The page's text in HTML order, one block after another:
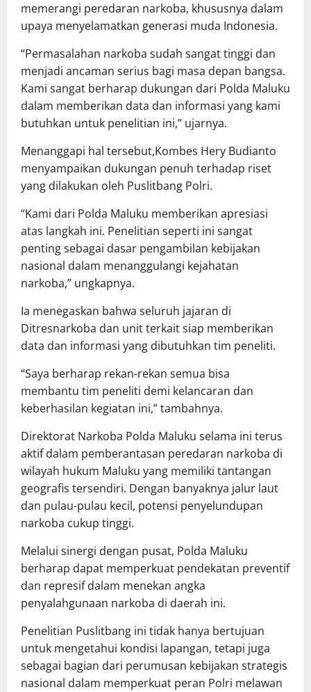
memerangi peredaran narkoba, khususnya dalam
upaya menyelamatkan generasi muda Indonesia.
“Permasalahan narkoba sudah sangat tinggi dan
menjadi ancaman serius bagi masa depan bangsa.
Kami sangat berharap dukungan dari Polda Maluku
dalam memberikan data dan informasi yang kami
butuhkan untuk penelitian ini,” ujarnya.
Menanggapi hal tersebut,Kombes Hery Budianto
menyampaikan dukungan penuh terhadap riset
yang dilakukan oleh Puslitbang Polri.
“Kami dari Polda Maluku memberikan apresiasi
atas langkah ini. Penelitian seperti ini sangat
penting sebagai dasar pengambilan kebijakan
nasional dalam menanggulangi kejahatan
narkoba,” ungkapnya.
Ia menegaskan bahwa seluruh jajaran di
Ditresnarkoba dan unit terkait siap memberikan
data dan informasi yang dibutuhkan tim peneliti.
“Saya berharap rekan-rekan semua bisa
membantu tim peneliti demi kelancaran dan
keberhasilan kegiatan ini,” tambahnya.
Direktorat Narkoba Polda Maluku selama ini terus
aktif dalam pemberantasan peredaran narkoba di
wilayah hukum Maluku yang memiliki tantangan
geografis tersendiri. Dengan banyaknya jalur laut
dan pulau-pulau kecil, potensi penyelundupan
narkoba cukup tinggi.
Melalui sinergi dengan pusat, Polda Maluku
berharap dapat memperkuat pendekatan preventif
dan represif dalam menekan angka
penyalahgunaan narkoba di daerah ini.
Penelitian Puslitbang ini tidak hanya bertujuan
untuk mengetahui kondisi lapangan, tetapi juga
sebagai bagian dari perumusan kebijakan strategis
nasional dalam memperkuat peran Polri melawan